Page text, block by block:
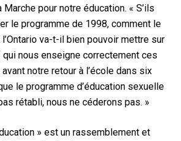
pour notre éducation. « S’ils
le programme de 1998, comment le
va-t-il bien pouvoir mettre sur
nous enseigne correctement ces
notre retour à l’école dans six
le programme d’éducation sexuelle
rétabli, nous ne céderons pas. »
» est un rassemblement et